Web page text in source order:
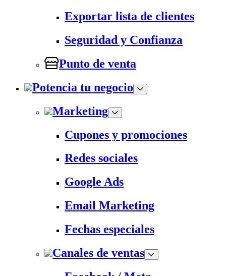
Exportar lista de clientes
Seguridad y Confianza
Punto de venta
Potencia tu negocio
Marketing
Cupones y promociones
Redes sociales
Google Ads
Email Marketing
Fechas especiales
Canales de ventas